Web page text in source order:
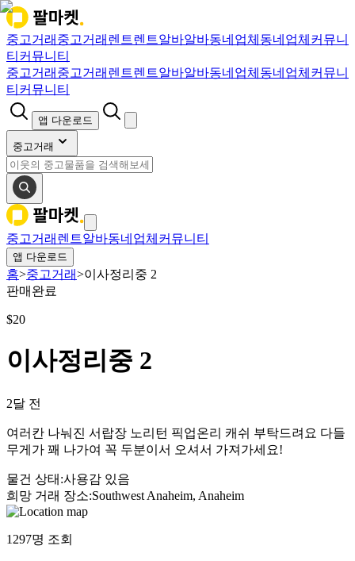
중고거래 중고거래 렌트렌트알바알바동네업체 동네업체 커뮤니
티 커뮤니티
중고거래 중고거래 렌트렌트알바알바동네업체 동네업체 커뮤니
티 커뮤니티
앱 다운로드
중고거래
중고거래 렌트알바동네업체 커뮤니티
앱 다운로드
홈>중고거래>이사정리중 2
판매완료
$20
이사정리중 2
2달 전
여러칸 나눠진 서랍장 노리턴 픽업온리 캐쉬 부탁드려요 다들
무게가 꽤 나가여 꼭 두분이서 오셔서 가져가세요!
물건 상태 :사용감 있음
희망 거래 장소:Southwest Anaheim, Anaheim
1297명 조회